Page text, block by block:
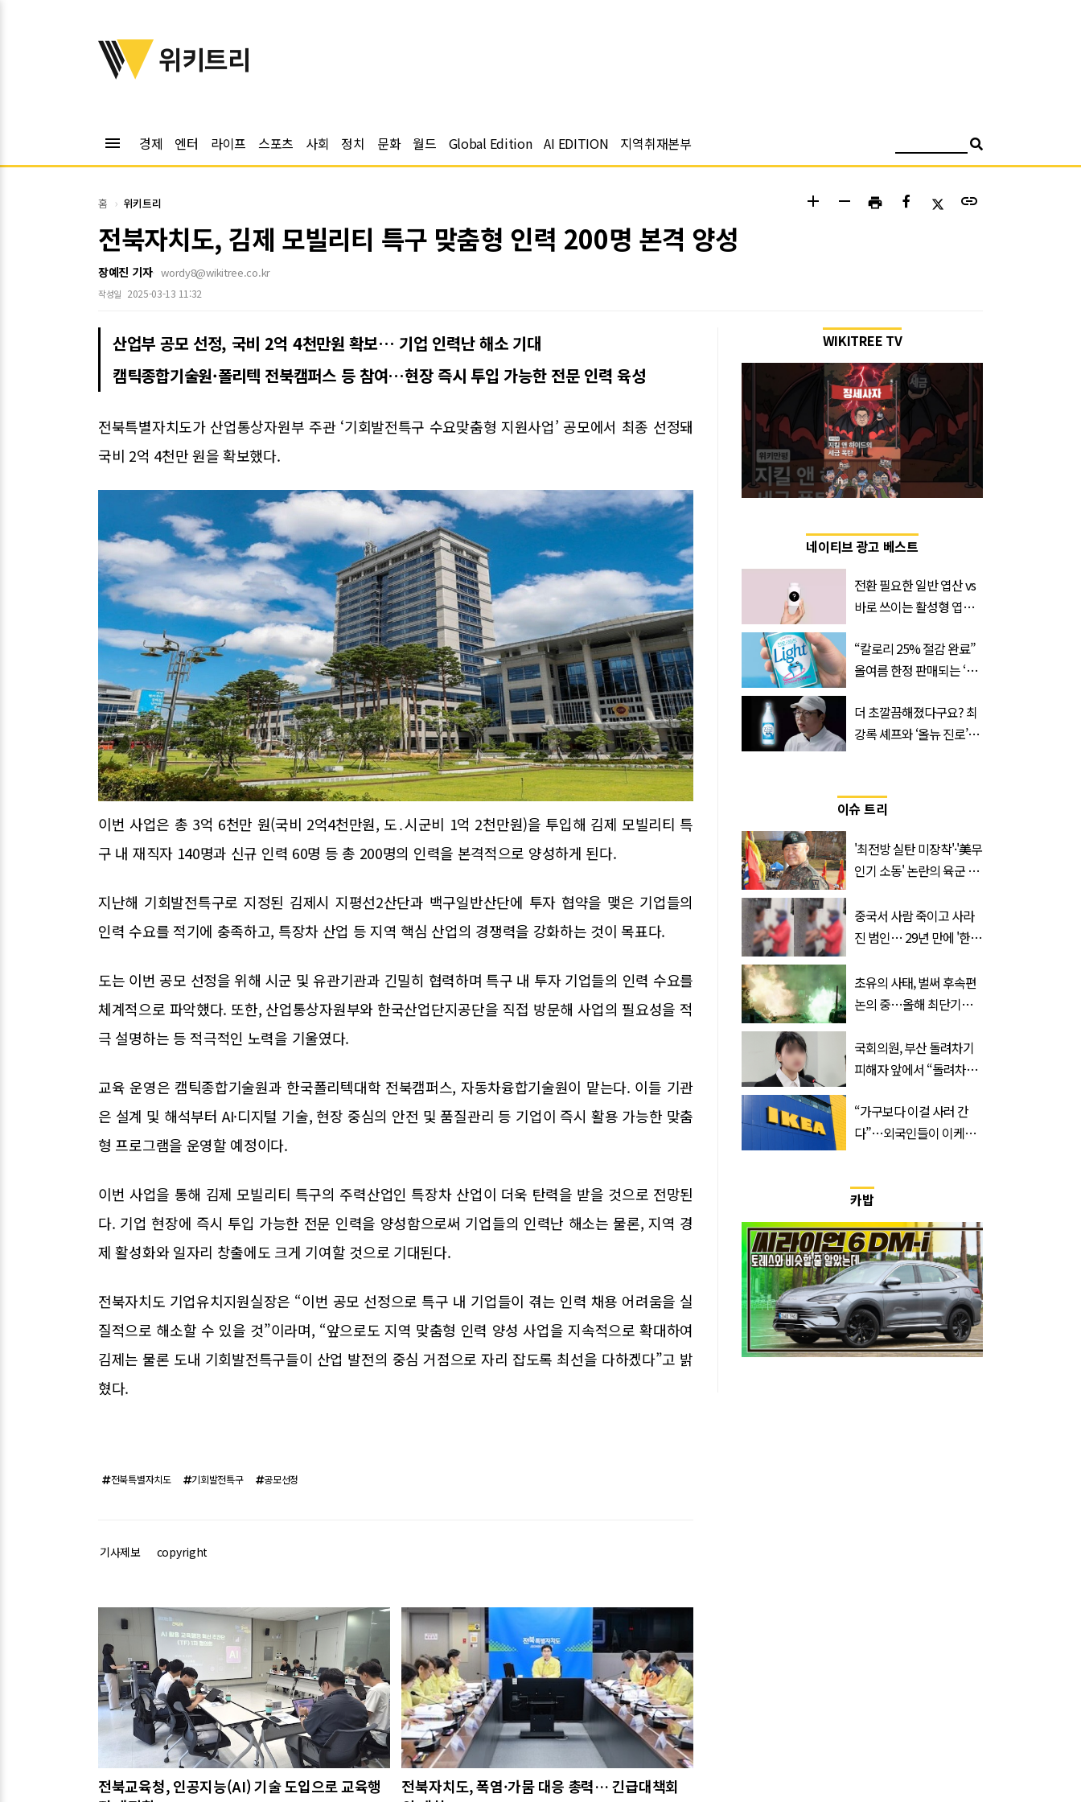
위키트리
위키트리
menu 경제 엔터 라이프 스포츠 사회 정치 문화 월드 Global Edition AI EDITION 지역취재본부
홈 위키트리 add remove print link
전북자치도, 김제 모빌리티 특구 맞춤형 인력 200명 본격 양성
장예진 기자 wordy8@wikitree.co.kr
작성일 2025-03-13 11:32
산업부 공모 선정, 국비 2억 4천만원 확보… 기업 인력난 해소 기대
캠틱종합기술원·폴리텍 전북캠퍼스 등 참여…현장 즉시 투입 가능한 전문 인력 육성
전북특별자치도가 산업통상자원부 주관 ‘기회발전특구 수요맞춤형 지원사업’ 공모에서 최종 선정돼
국비 2억 4천만 원을 확보했다.
이번 사업은 총 3억 6천만 원(국비 2억4천만원, 도․시군비 1억 2천만원)을 투입해 김제 모빌리티 특
구 내 재직자 140명과 신규 인력 60명 등 총 200명의 인력을 본격적으로 양성하게 된다.
지난해 기회발전특구로 지정된 김제시 지평선2산단과 백구일반산단에 투자 협약을 맺은 기업들의
인력 수요를 적기에 충족하고, 특장차 산업 등 지역 핵심 산업의 경쟁력을 강화하는 것이 목표다.
도는 이번 공모 선정을 위해 시군 및 유관기관과 긴밀히 협력하며 특구 내 투자 기업들의 인력 수요를
체계적으로 파악했다. 또한, 산업통상자원부와 한국산업단지공단을 직접 방문해 사업의 필요성을 적
극 설명하는 등 적극적인 노력을 기울였다.
교육 운영은 캠틱종합기술원과 한국폴리텍대학 전북캠퍼스, 자동차융합기술원이 맡는다. 이들 기관
은 설계 및 해석부터 AI·디지털 기술, 현장 중심의 안전 및 품질관리 등 기업이 즉시 활용 가능한 맞춤
형 프로그램을 운영할 예정이다.
이번 사업을 통해 김제 모빌리티 특구의 주력산업인 특장차 산업이 더욱 탄력을 받을 것으로 전망된
다. 기업 현장에 즉시 투입 가능한 전문 인력을 양성함으로써 기업들의 인력난 해소는 물론, 지역 경
제 활성화와 일자리 창출에도 크게 기여할 것으로 기대된다.
전북자치도 기업유치지원실장은 “이번 공모 선정으로 특구 내 기업들이 겪는 인력 채용 어려움을 실
질적으로 해소할 수 있을 것”이라며, “앞으로도 지역 맞춤형 인력 양성 사업을 지속적으로 확대하여
김제는 물론 도내 기회발전특구들이 산업 발전의 중심 거점으로 자리 잡도록 최선을 다하겠다”고 밝
혔다.
전북특별자치도 기회발전특구 공모선정
기사제보 copyright
관련기사
전북교육청, 인공지능(AI) 기술 도입으로 교육행
전북자치도, 폭염·가뭄 대응 총력… 긴급대책회
WIKITREE TV
네이티브 광고 베스트
전환 필요한 일반 엽산 vs
바로 쓰이는 활성형 엽
‘Quatrefolic®’ 주목
“칼로리 25% 절감 완료”
올여름 한정 판매되는 ‘최
더 초깔끔해졌다구요? 최
강록 셰프와 ‘올뉴 진로’의
이슈 트리
'최전방 실탄 미장착'·'美무
인기 소동' 논란의 육군 1
중국서 사람 죽이고 사라
진 범인… 29년 만에 '한
초유의 사태, 벌써 후속편
논의 중…올해 최단기간
정체
국회의원, 부산 돌려차기
피해자 앞에서 “돌려차기
“가구보다 이걸 사러 간
다”…외국인들이 이케아
카밥